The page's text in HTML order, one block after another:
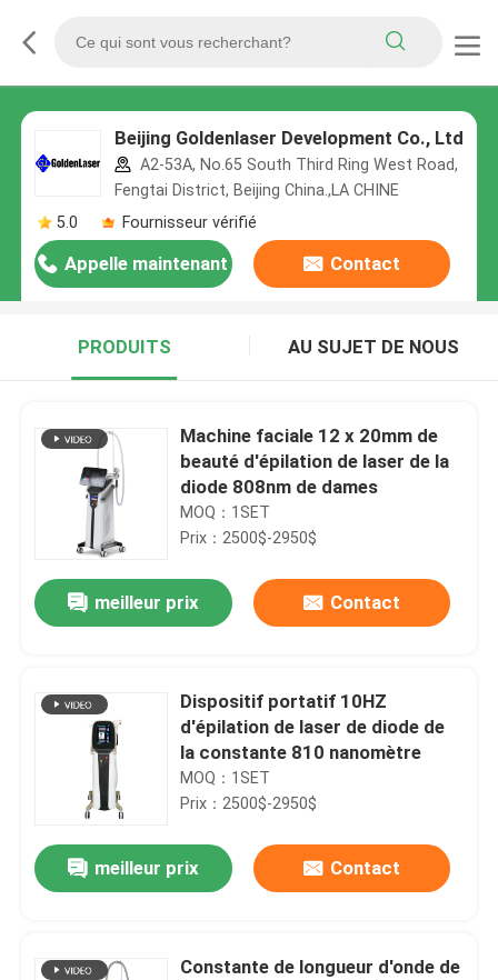
Beijing Goldenlaser Development Co., Ltd
A2-53A, No.65 South Third Ring West Road,
Fengtai District, Beijing China.,LA CHINE
5.0
Fournisseur vérifié
Appelle maintenant Contact
PRODUITS AU SUJET DE NOUS
Machine faciale 12 x 20mm de
beauté d'épilation de laser de la
diode 808nm de dames
MOQ：1SET
Prix：2500$-2950$
meilleur prix Contact
Dispositif portatif 10HZ
d'épilation de laser de diode de
la constante 810 nanomètre
MOQ：1SET
Prix：2500$-2950$
meilleur prix Contact
Constante de longueur d'onde de